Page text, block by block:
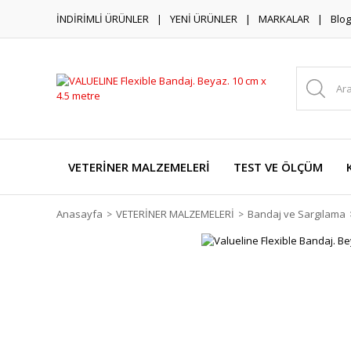
İNDİRİMLİ ÜRÜNLER YENİ ÜRÜNLER MARKALAR Blog
VETERİNER MALZEMELERİ TEST VE ÖLÇÜM
Anasayfa VETERİNER MALZEMELERİ Bandaj ve Sargılama